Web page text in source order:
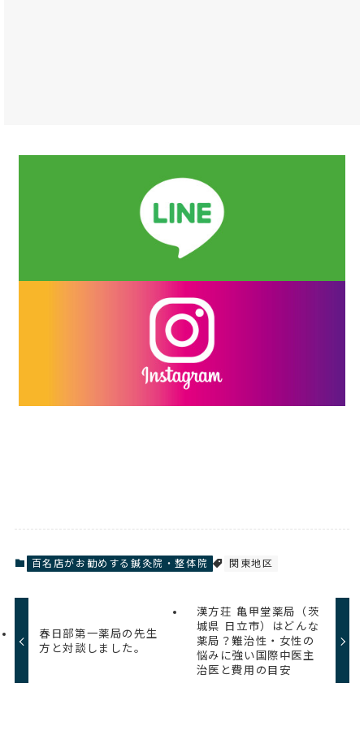
百名店がお勧めする鍼灸院・整体院 関東地区
春日部第一薬局の先生
方と対談しました。
漢方荘 亀甲堂薬局（茨
城県 日立市）はどんな
薬局？難治性・女性の
悩みに強い国際中医主
治医と費用の目安